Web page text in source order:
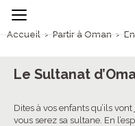
Accueil › Partir à Oman ›
Envies de voyage à
Le Sultanat
Dites à vos enfants qu’ils
vous serez sa sultane. En